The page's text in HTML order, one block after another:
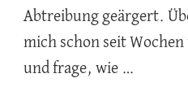
Abtreibung geärgert.
mich schon seit Wochen
und frage, wie …